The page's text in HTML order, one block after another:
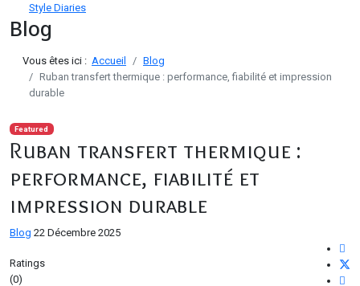
Style Diaries
Blog
Vous êtes ici : Accueil
Blog
Ruban transfert thermique : performance, fiabilité et impression
durable
Featured
Ruban transfert thermique :
performance, fiabilité et
impression durable
Blog 22 Décembre 2025
Ratings
(0)